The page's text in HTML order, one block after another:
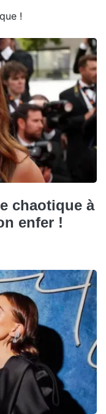
!
chaotique à
enfer !